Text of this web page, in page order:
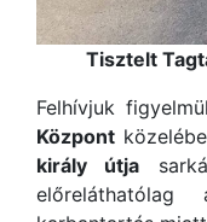
Tisztelt
Felhívjuk
Központ
király útja